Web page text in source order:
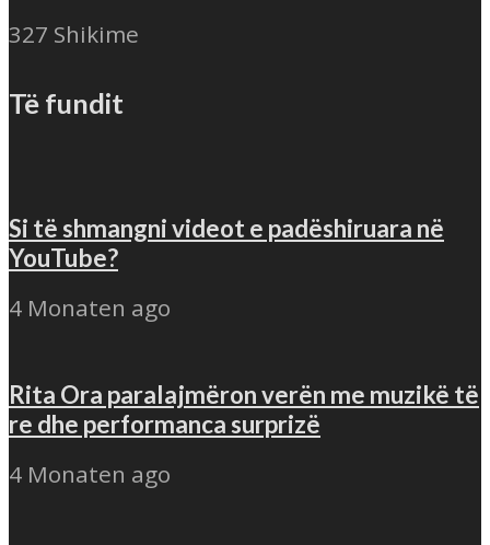
327 Shikime
Të fundit
Si të shmangni videot e padëshiruara në
YouTube?
4 Monaten ago
Rita Ora paralajmëron verën me muzikë të
re dhe performanca surprizë
4 Monaten ago